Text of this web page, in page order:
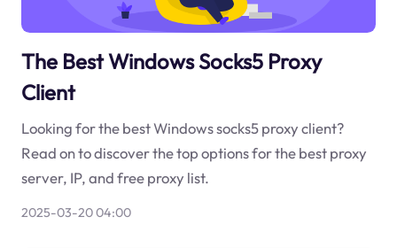
The Best Windows Socks5 Proxy
Client
Looking for the best Windows socks5 proxy client?
Read on to discover the top options for the best proxy
server, IP, and free proxy list.
2025-03-20 04:00